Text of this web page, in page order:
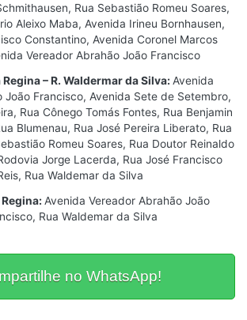
Rua Sebastião Romeu Soares,
Aleixo Maba, Avenida Irineu Bornhausen,
Constantino, Avenida Coronel Marcos
Vereador Abrahão João Francisco
– R. Waldermar da Silva: Avenida
João Francisco, Avenida Sete de Setembro,
Rua Cônego Tomás Fontes, Rua Benjamin
Blumenau, Rua José Pereira Liberato, Rua
Romeu Soares, Rua Doutor Reinaldo
Jorge Lacerda, Rua José Francisco
Rua Waldemar da Silva
Avenida Vereador Abrahão João
Rua Waldemar da Silva
no WhatsApp!